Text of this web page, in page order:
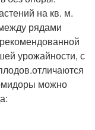
на кв. м.
рядами
урожайности, с
можно